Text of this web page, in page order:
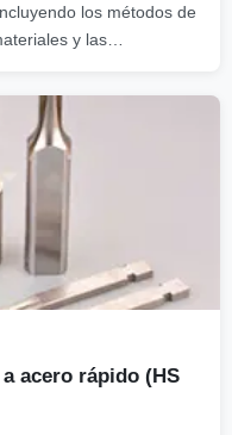
los métodos de
y las
acero rápido (HS